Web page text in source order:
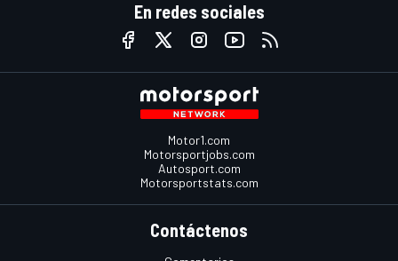
En redes sociales
Motor1.com
Motorsportjobs.com
Autosport.com
Motorsportstats.com
Contáctenos